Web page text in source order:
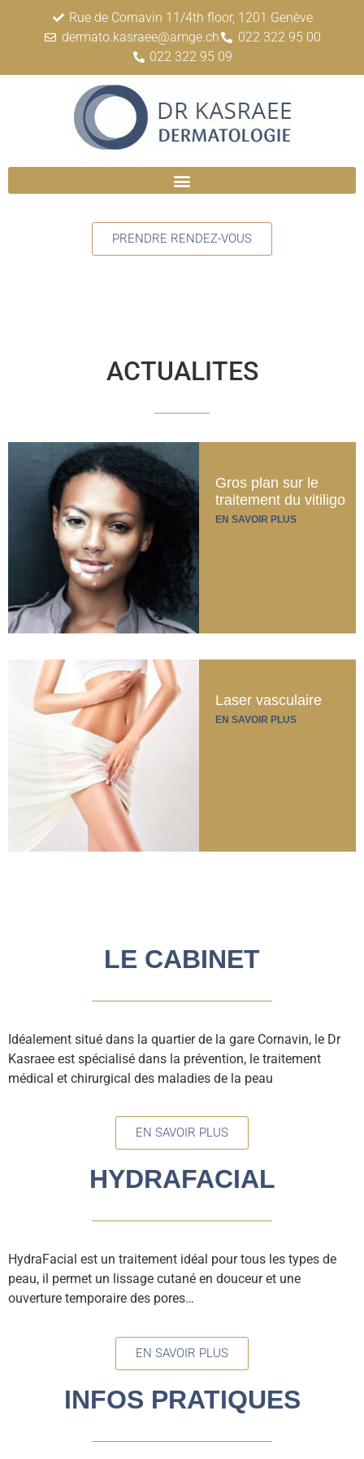
Rue de Cornavin 11/4th floor, 1201 Genève
dermato.kasraee@amge.ch
022 322 95 00
022 322 95 09
PRENDRE RENDEZ-VOUS
ACTUALITES
Gros plan sur le
traitement du vitiligo
EN SAVOIR PLUS
Laser vasculaire
EN SAVOIR PLUS
LE CABINET
Idéalement situé dans la quartier de la gare Cornavin, le Dr
Kasraee est spécialisé dans la prévention, le traitement
médical et chirurgical des maladies de la peau
EN SAVOIR PLUS
HYDRAFACIAL
HydraFacial est un traitement idéal pour tous les types de
peau, il permet un lissage cutané en douceur et une
ouverture temporaire des pores…
EN SAVOIR PLUS
INFOS PRATIQUES